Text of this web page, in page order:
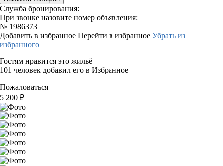
Служба бронирования:
При звонке назовите номер объявления:
№ 1986373
Добавить в избранное Перейти в избранное Убрать из
избранного
Гостям нравится это жильё
101 человек добавил его в Избранное
Пожаловаться
5 200 ₽